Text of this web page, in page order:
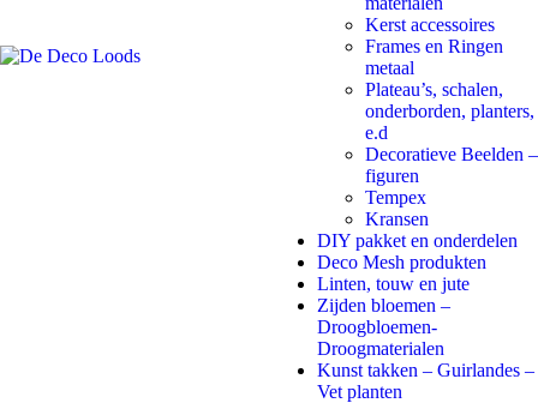
Kerst accessoires
Frames en Ringen
metaal
Plateau’s, schalen,
onderborden, planters,
e.d
Decoratieve Beelden –
figuren
Tempex
Kransen
DIY pakket en onderdelen
Deco Mesh produkten
Linten, touw en jute
Zijden bloemen –
Droogbloemen-
Droogmaterialen
Kunst takken – Guirlandes –
Vet planten